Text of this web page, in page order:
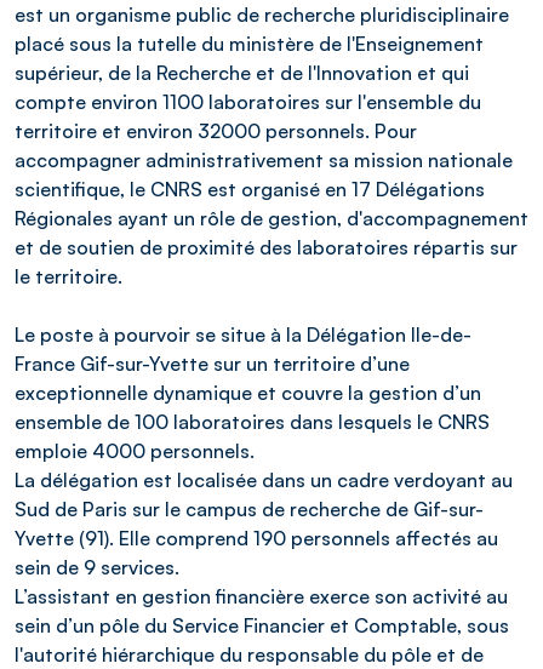
est un organisme public de recherche pluridisciplinaire
placé sous la tutelle du ministère de l'Enseignement
supérieur, de la Recherche et de l'Innovation et qui
compte environ 1100 laboratoires sur l'ensemble du
territoire et environ 32000 personnels. Pour
accompagner administrativement sa mission nationale
scientifique, le CNRS est organisé en 17 Délégations
Régionales ayant un rôle de gestion, d'accompagnement
et de soutien de proximité des laboratoires répartis sur
le territoire.
Le poste à pourvoir se situe à la Délégation Ile-de-
France Gif-sur-Yvette sur un territoire d’une
exceptionnelle dynamique et couvre la gestion d’un
ensemble de 100 laboratoires dans lesquels le CNRS
emploie 4000 personnels.
La délégation est localisée dans un cadre verdoyant au
Sud de Paris sur le campus de recherche de Gif-sur-
Yvette (91). Elle comprend 190 personnels affectés au
sein de 9 services.
L’assistant en gestion financière exerce son activité au
sein d’un pôle du Service Financier et Comptable, sous
l'autorité hiérarchique du responsable du pôle et de